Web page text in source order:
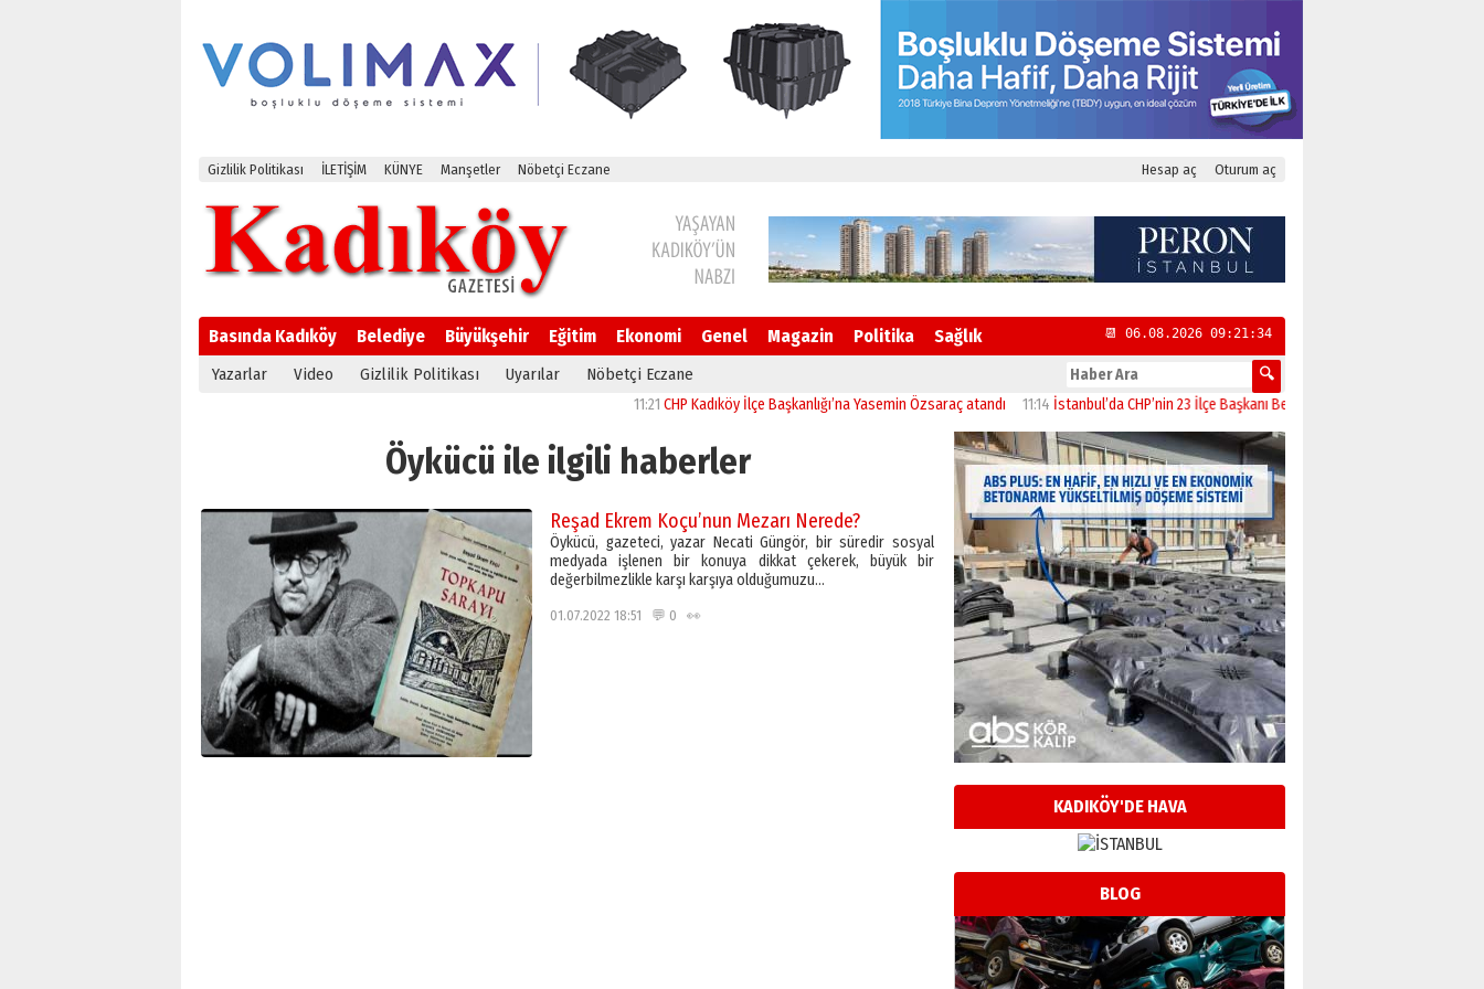
Gizlilik Politikası İLETİŞİM KÜNYE Manşetler Nöbetçi Eczane Hesap aç Oturum aç
Basında Kadıköy Belediye Büyükşehir Eğitim Ekonomi Genel Magazin Politika Sağlık 📆 06.08.2026 09:21:35
Yazarlar Video Gizlilik Politikası Uyarılar Nöbetçi Eczane
CHP Kadıköy İlçe Başkanlığı’na Yasemin Özsaraç atandı 11:14 İstanbul’da CHP’nin 23 İlçe Başkanı Belli Oldu
Öykücü ile ilgili haberler
Reşad Ekrem Koçu’nun Mezarı Nerede?
Öykücü, gazeteci, yazar Necati Güngör, bir süredir sosyal
medyada işlenen bir konuya dikkat çekerek, büyük bir
değerbilmezlikle karşı karşıya olduğumuzu…
01.07.2022 18:51 💬 0 👀
KADIKÖY'DE HAVA
BLOG